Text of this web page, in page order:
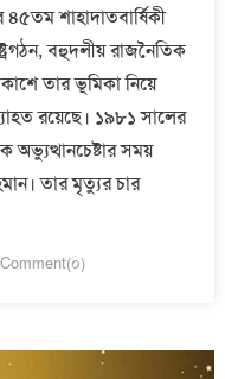
৪৫তম শাহাদাতবার্ষিকী
বহুদলীয় রাজনৈতিক
তার ভূমিকা নিয়ে
রয়েছে। ১৯৮১ সালের
অভ্যুত্থানচেষ্টার সময়
তার মৃত্যুর চার
Comment(০)